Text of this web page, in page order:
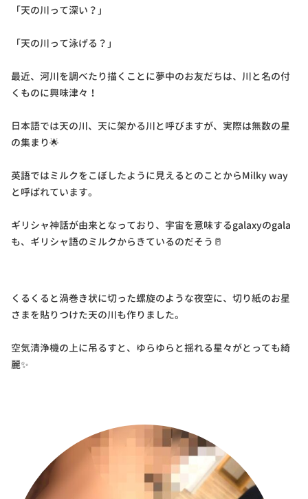
「天の川って深い？」
「天の川って泳げる？」
最近、河川を調べたり描くことに夢中のお友だちは、川と名の付
くものに興味津々！
日本語では天の川、天に架かる川と呼びますが、実際は無数の星
の集まり🌟
英語ではミルクをこぼしたように見えるとのことからMilky way
と呼ばれています。
ギリシャ神話が由来となっており、宇宙を意味するgalaxyのgala
も、ギリシャ語のミルクからきているのだそう🥛
くるくると渦巻き状に切った螺旋のような夜空に、切り紙のお星
さまを貼りつけた天の川も作りました。
空気清浄機の上に吊るすと、ゆらゆらと揺れる星々がとっても綺
麗✨